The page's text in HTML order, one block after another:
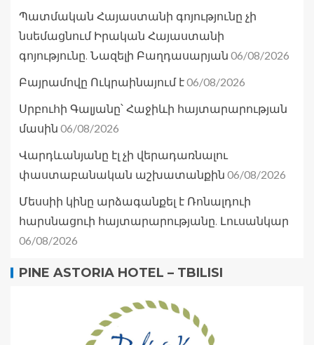
Պատմական Հայաստանի գոյությունը չի
նսեմացնում Իրական Հայաստանի
գոյությունը. Նազելի Բաղդասարյան 06/08/2026
Բայրամովը Ուկրաինայում է06/08/2026
Սրբուհի Գալյանը՝ Հաջիևի հայտարարության
մասին 06/08/2026
Վարդևանյանը էլ չի վերադառնալու
փաստաբանական աշխատանքին 06/08/2026
Մեսսիի կինը արձագանքել է Ռոնալդուի
հարսնացուի հայտարարությանը. Լուսանկար
06/08/2026
PINE ASTORIA HOTEL – TBILISI